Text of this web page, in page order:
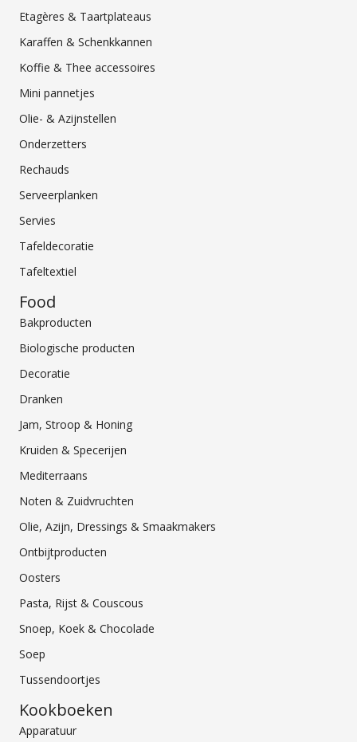
Etagères & Taartplateaus
Karaffen & Schenkkannen
Koffie & Thee accessoires
Mini pannetjes
Olie- & Azijnstellen
Onderzetters
Rechauds
Serveerplanken
Servies
Tafeldecoratie
Tafeltextiel
Food
Bakproducten
Biologische producten
Decoratie
Dranken
Jam, Stroop & Honing
Kruiden & Specerijen
Mediterraans
Noten & Zuidvruchten
Olie, Azijn, Dressings & Smaakmakers
Ontbijtproducten
Oosters
Pasta, Rijst & Couscous
Snoep, Koek & Chocolade
Soep
Tussendoortjes
Kookboeken
Apparatuur